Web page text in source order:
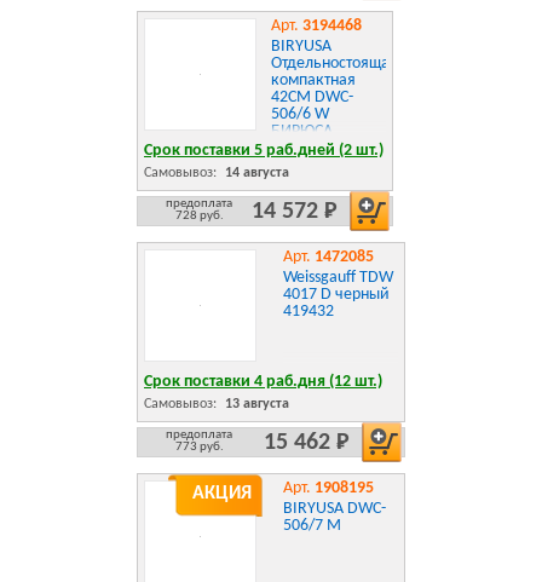
Арт. 3194468
BIRYUSA
Отдельностоящая
компактная
42CM DWC-
506/6 W
БИРЮСА
Срок поставки 5 раб.дней (2 шт.)
Самовывоз: 14 августа
предоплата
728 руб.
14 572 Р
Арт. 1472085
Weissgauff TDW
4017 D черный
419432
Срок поставки 4 раб.дня (12 шт.)
Самовывоз: 13 августа
предоплата
773 руб.
15 462 Р
АКЦИЯ Арт. 1908195
BIRYUSA DWC-
506/7 M